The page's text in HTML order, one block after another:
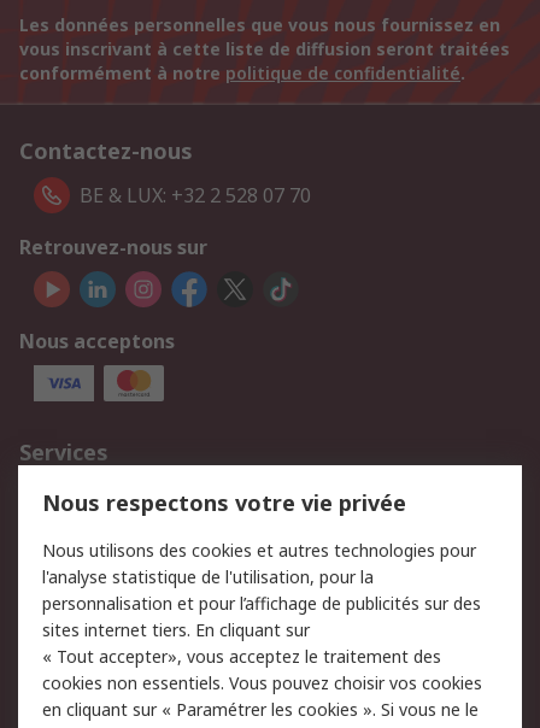
Les données personnelles que vous nous fournissez en
vous inscrivant à cette liste de diffusion seront traitées
conformément à notre politique de confidentialité.
Contactez-nous
BE & LUX: +32 2 528 07 70
Retrouvez-nous sur
Nous acceptons
Services
750.000 produits
2.500 marques
Retours
Support technique
Track & trace
Legal
Politique de cookies
Sécurité des e-mails
Nous respectons votre vie privée
Nous utilisons des cookies et autres technologies pour
l'analyse statistique de l'utilisation, pour la
personnalisation et pour l’affichage de publicités sur des
sites internet tiers. En cliquant sur
« Tout accepter», vous acceptez le traitement des
cookies non essentiels. Vous pouvez choisir vos cookies
en cliquant sur « Paramétrer les cookies ». Si vous ne le